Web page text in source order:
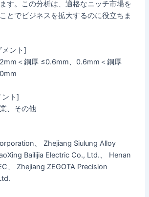
す。この分析は、適格なニッチ市場を
とでビジネスを拡大するのに役立ちま
メント]
＜銅厚 ≤0.6mm、0.6mm＜銅厚
ント]
、その他
、 Zhejiang Siulung Alloy
Bailijia Electric Co., Ltd.、 Henan
、 Zhejiang ZEGOTA Precision